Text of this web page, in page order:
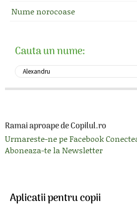
Nume norocoase
Cauta un nume:
Ramai aproape de Copilul.ro
Urmareste-ne pe Facebook
Aboneaza-te la Newsletter
Aplicatii pentru copii